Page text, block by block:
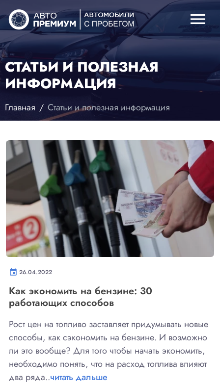
menu
СТАТЬИ И ПОЛЕЗНАЯ
ИНФОРМАЦИЯ
Главная Статьи и полезная информация
event 26.04.2022
Как экономить на бензине: 30
работающих способов
Рост цен на топливо заставляет придумывать новые
способы, как сэкономить на бензине. И возможно
ли это вообще? Для того чтобы начать экономить,
необходимо понять, что на расход топлива влияют
два ряда..читать дальше